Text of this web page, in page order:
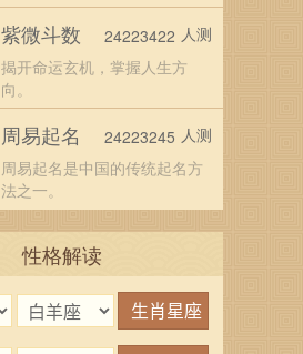
紫微斗数
揭开命运玄机，掌握人生方
向。
24223422 人测
周易起名
周易起名是中国的传统起名方
法之一。
24223245 人测
性格解读